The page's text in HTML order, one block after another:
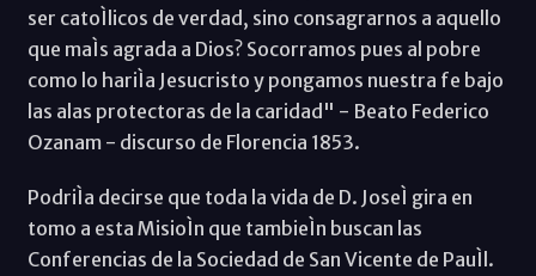
ser catoÌlicos de verdad, sino consagrarnos a aquello
que maÌs agrada a Dios? Socorramos pues al pobre
como lo hariÌa Jesucristo y pongamos nuestra fe bajo
las alas protectoras de la caridad" - Beato Federico
Ozanam - discurso de Florencia 1853.
PodriÌa decirse que toda la vida de D. JoseÌ gira en
tomo a esta MisioÌn que tambieÌn buscan las
Conferencias de la Sociedad de San Vicente de PauÌl.